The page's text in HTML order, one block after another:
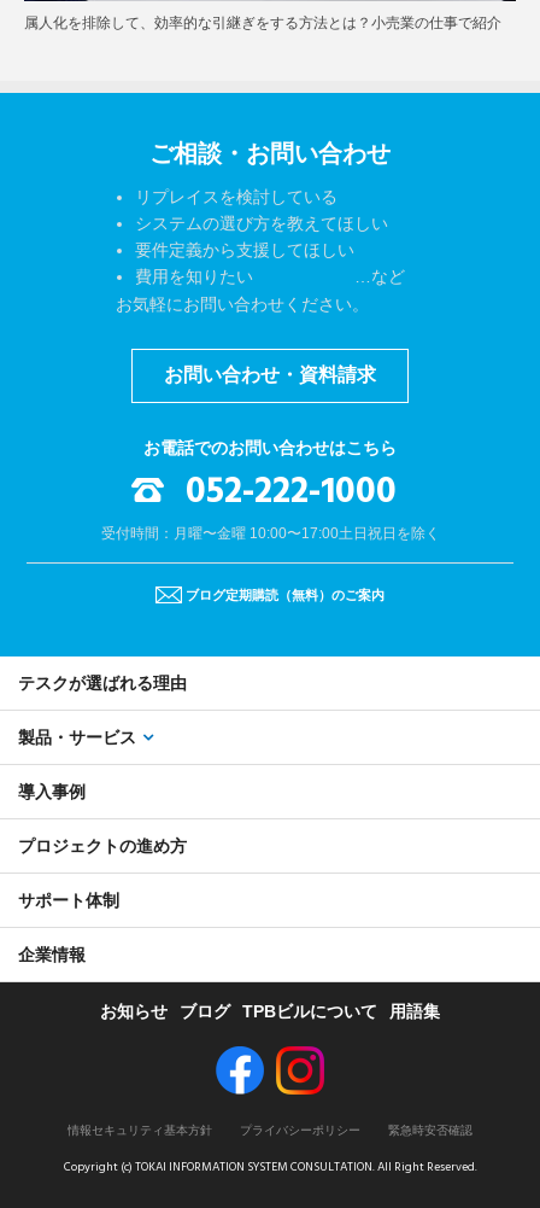
属人化を排除して、効率的な引継ぎをする方法とは？小売業の仕事で紹介
ご相談・お問い合わせ
リプレイスを検討している
システムの選び方を教えてほしい
要件定義から支援してほしい
費用を知りたい …など
お気軽にお問い合わせください。
お問い合わせ・資料請求
お電話でのお問い合わせはこちら
052-222-1000
受付時間：月曜〜金曜 10:00〜17:00土日祝日を除く
ブログ定期購読（無料）のご案内
テスクが選ばれる理由
製品・サービス
導入事例
プロジェクトの進め方
サポート体制
企業情報
お知らせ ブログ TPBビルについて 用語集
情報セキュリティ基本方針 プライバシーポリシー 緊急時安否確認
Copyright (c) TOKAI INFORMATION SYSTEM CONSULTATION. All Right Reserved.